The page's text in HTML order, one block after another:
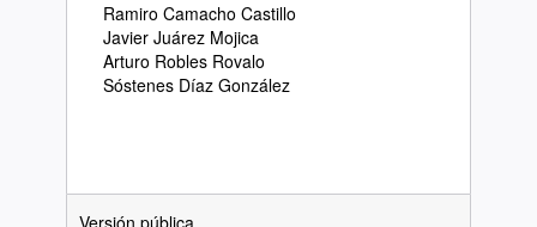
Ramiro Camacho Castillo
Javier Juárez Mojica
Arturo Robles Rovalo
Sóstenes Díaz González
Versión pública